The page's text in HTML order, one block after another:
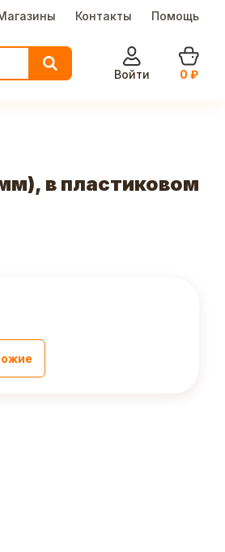
Контакты Помощь
Войти
0 ₽
в пластиковом